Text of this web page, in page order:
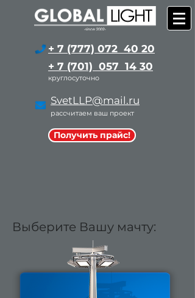
+ 7 (777) 072 40 20
+ 7 (701) 057 14 30
круглосуточно
SvetLLP@mail.ru
рассчитаем ваш проект
Получить прайс!
Выберите Вашу мачту: